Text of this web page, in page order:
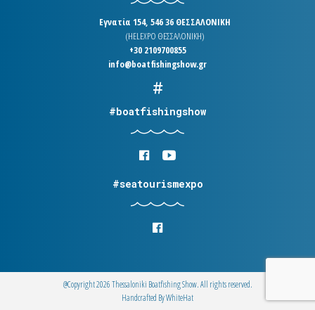
Εγνατία 154, 546 36 ΘΕΣΣΑΛΟΝΙΚΗ
(HELEXPO ΘΕΣΣΑΛΟΝΙΚΗ)
+30 2109700855
info@boatfishingshow.gr
#boatfishingshow
#seatourismexpo
@Copyright 2026 Thessaloniki Boatfishing Show. All rights reserved.
Handcrafted ByWhiteΗat